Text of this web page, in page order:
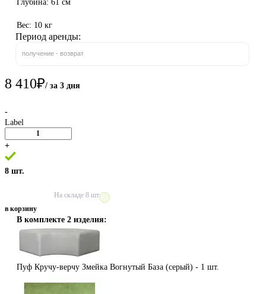
Глубина: 61 см
Вес: 10 кг
Период аренды:
получение - возврат
8 410₽/ за 3 дня
-
Label
+
8 шт.
На складе 8 шт
в корзину
В комплекте 2 изделия:
Пуф Кручу-верчу Змейка Вогнутый База (серый) - 1 шт.